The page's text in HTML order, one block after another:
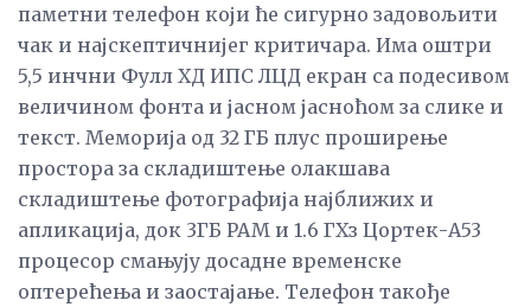
паметни телефон који ће сигурно задовољити
чак и најскептичнијег критичара. Има оштри
5,5 инчни Фулл ХД ИПС ЛЦД екран са подесивом
величином фонта и јасном јасноћом за слике и
текст. Меморија од 32 ГБ плус проширење
простора за складиштење олакшава
складиштење фотографија најближих и
апликација, док 3ГБ РАМ и 1.6 ГХз Цортек-А53
процесор смањују досадне временске
оптерећења и заостајање. Телефон такође